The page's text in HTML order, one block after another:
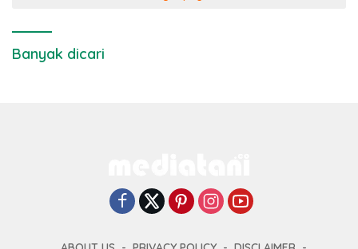
Banyak dicari